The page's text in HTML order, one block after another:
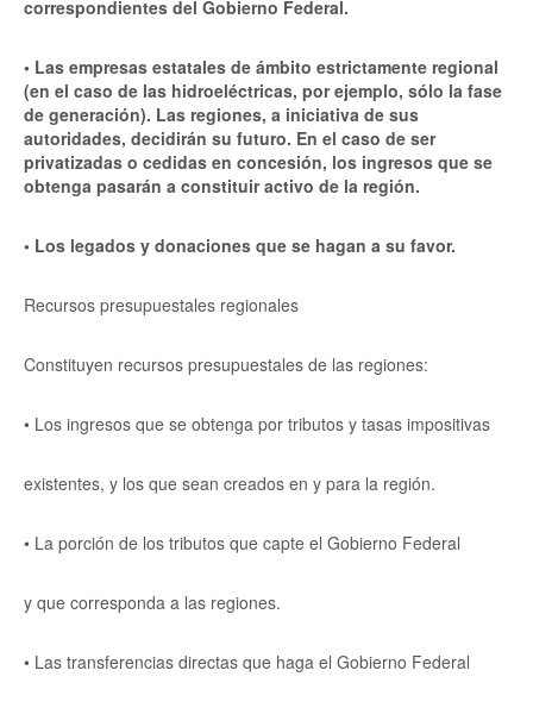
correspondientes del Gobierno Federal.
• Las empresas estatales de ámbito estrictamente regional
(en el caso de las hidroeléctricas, por ejemplo, sólo la fase
de generación). Las regiones, a iniciativa de sus
autoridades, decidirán su futuro. En el caso de ser
privatizadas o cedidas en concesión, los ingresos que se
obtenga pasarán a constituir activo de la región.
• Los legados y donaciones que se hagan a su favor.
Recursos presupuestales regionales
Constituyen recursos presupuestales de las regiones:
• Los ingresos que se obtenga por tributos y tasas impositivas
existentes, y los que sean creados en y para la región.
• La porción de los tributos que capte el Gobierno Federal
y que corresponda a las regiones.
• Las transferencias directas que haga el Gobierno Federal